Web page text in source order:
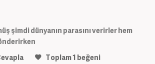
şimdi dünyanın parasını verirler hem
Toplam1 beğeni